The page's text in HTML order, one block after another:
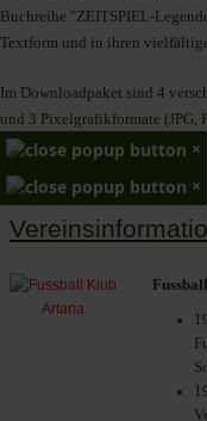
Buchreihe "ZEITSPIEL-
Textform und in ihren
Im Downloadpaket sind 4
und 3 Pixelgrafikformate (JPG,
×
×